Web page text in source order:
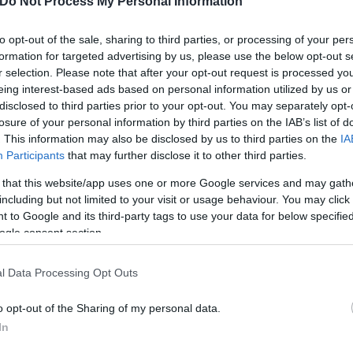
opt-out of the sale, sharing to third parties, or processing of your
for targeted advertising by us, please use the below opt-out
selection. Please note that after your opt-out request is processed
interest-based ads based on personal information utilized by us
to third parties prior to your opt-out. You may separately
of your personal information by third parties on the IAB’s list of
This information may also be disclosed by us to third parties on the
Participants that may further disclose it to other third parties.
that this website/app uses one or more Google services and may
but not limited to your visit or usage behaviour. You may
to Google and its third-party tags to use your data for below
consent section.
Data Processing Opt Outs
opt-out of the Sharing of my personal data.
δολάρια (40 δισεκ. ευρώ) — και ξεπερνώντας
υπογράφει τον πρόλογο της έκθεσης του
για τις κοινωνίες μας (...) την ώρα που οι
στην υγεία, στις υποδομές, στην τεχνολογία».
δημοσίων εσόδων Τομά Καζνέβ δήλωνε
μελετηθεί η διεθνής φορολογία των ιδιωτών.
κάθε ενδεχόμενο επιβολής εθνικού
αυτό πρέπει να αποφασιστεί σε ευρωπαϊκό
Νικολά Σανσού και αυτός του MoDem Ζαν-Πολ
τέλος στις περιουσίες των πιο πλούσιων